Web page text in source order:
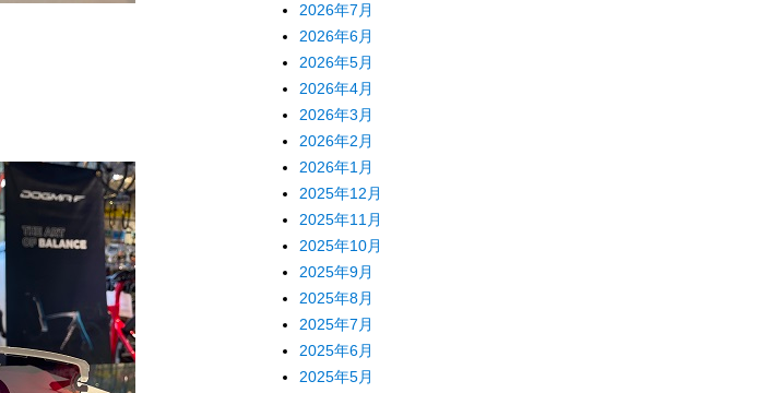
2026年7月
2026年6月
2026年5月
2026年4月
2026年3月
2026年2月
2026年1月
2025年12月
2025年11月
2025年10月
2025年9月
2025年8月
2025年7月
2025年6月
2025年5月